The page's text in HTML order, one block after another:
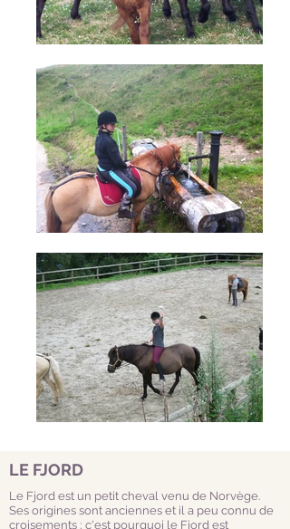
LE FJORD
Le Fjord est un petit cheval venu de Norvège.
Ses origines sont anciennes et il a peu connu de
croisements ; c'est pourquoi le Fjord est